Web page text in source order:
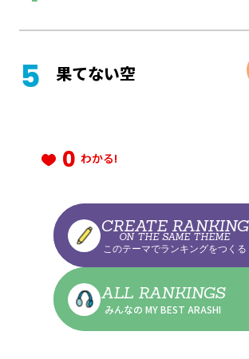
果てない空
0 わかる!
CREATE RANKING
ON THE SAME THEME
このテーマでランキングをつくる
ALL RANKINGS
みんなの MY BEST ARASHI